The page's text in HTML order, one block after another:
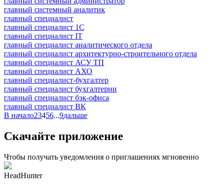
главный системный аналитик
главный специалист
главный специалист 1С
главный специалист IT
главный специалист аналитического отдела
главный специалист архитектурно-строительного отдела
главный специалист АСУ ТП
главный специалист АХО
главный специалист-бухгалтер
главный специалист бухгалтерии
главный специалист бэк-офиса
главный специалист ВК
В начало23456...9дальше
Скачайте приложение
Чтобы получать уведомления о приглашениях мгновенно
HeadHunter